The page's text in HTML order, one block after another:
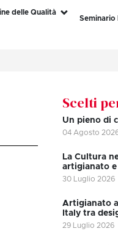
delle Qualità
Seminario
Scelti
Un pieno di
04 Agosto
La Cultura
artigianato
30 Luglio 2026
Artigianato
Italy tra
29 Luglio 2026